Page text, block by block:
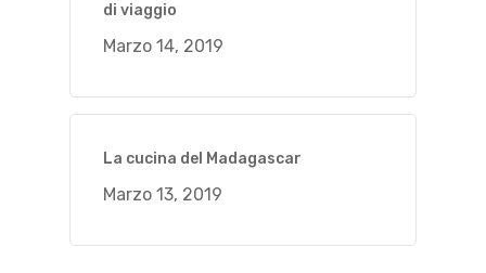
di viaggio
Marzo 14, 2019
La cucina del Madagascar
Marzo 13, 2019